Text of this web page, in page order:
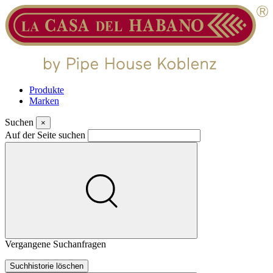
Produkte
Marken
Suchen ×
Auf der Seite suchen
Vergangene Suchanfragen
Suchhistorie löschen